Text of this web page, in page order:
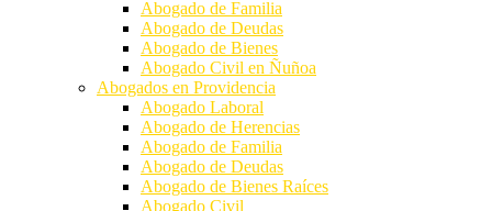
Abogado de Familia
Abogado de Deudas
Abogado de Bienes
Abogado Civil en Ñuñoa
Abogados en Providencia
Abogado Laboral
Abogado de Herencias
Abogado de Familia
Abogado de Deudas
Abogado de Bienes Raíces
Abogado Civil